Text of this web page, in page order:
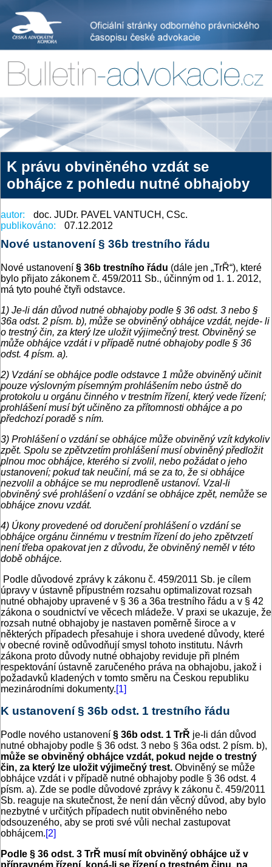
K právu obviněného vzdát se
obhájce z pohledu nutné obhajoby
autor:
doc. JUDr. PAVEL VANTUCH, CSc.
publikováno:
07.12.2012
Nové ustanovení § 36b trestního řádu
Nové ustanovení § 36b trestního řádu (dále jen „TrŘ“), které
bylo přijato zákonem č. 459/2011 Sb., účinným od 1. 1. 2012,
má tyto pouhé čtyři odstavce.
1) Je-li dán důvod nutné obhajoby podle § 36 odst. 3 nebo §
36a odst. 2 písm. b), může se obviněný obhájce vzdát, nejde- li
o trestný čin, za který lze uložit výjimečný trest. Obviněný se
může obhájce vzdát i v případě nutné obhajoby podle § 36
odst. 4 písm. a).
2) Vzdání se obhájce podle odstavce 1 může obviněný učinit
pouze výslovným písemným prohlášením nebo ústně do
protokolu u orgánu činného v trestním řízení, který vede řízení;
prohlášení musí být učiněno za přítomnosti obhájce a po
předchozí poradě s ním.
3) Prohlášení o vzdání se obhájce může obviněný vzít kdykoliv
zpět. Spolu se zpětvzetím prohlášení musí obviněný předložit
plnou moc obhájce, kterého si zvolil, nebo požádat o jeho
ustanovení; pokud tak neučiní, má se za to, že si obhájce
nezvolil a obhájce se mu neprodleně ustanoví. Vzal-li
obviněný své prohlášení o vzdání se obhájce zpět, nemůže se
obhájce znovu vzdát.
4) Úkony provedené od doručení prohlášení o vzdání se
obhájce orgánu činnému v trestním řízení do jeho zpětvzetí
není třeba opakovat jen z důvodu, že obviněný neměl v této
době obhájce.
Podle důvodové zprávy k zákonu č. 459/2011 Sb. je cílem
úpravy v ústavně přípustném rozsahu optimalizovat rozsah
nutné obhajoby upravené v § 36 a 36a trestního řádu a v § 42
zákona o soudnictví ve věcech mládeže. V praxi se ukazuje, že
rozsah nutné obhajoby je nastaven poměrně široce a v
některých případech přesahuje i shora uvedené důvody, které
v obecné rovině odůvodňují smysl tohoto institutu. Návrh
zákona proto důvody nutné obhajoby reviduje při plném
respektování ústavně zaručeného práva na obhajobu, jakož i
požadavků kladených v tomto směru na Českou republiku
mezinárodními dokumenty.[1]
K ustanovení § 36b odst. 1 trestního řádu
Podle nového ustanovení § 36b odst. 1 TrŘ je-li dán důvod
nutné obhajoby podle § 36 odst. 3 nebo § 36a odst. 2 písm. b),
může se obviněný obhájce vzdát, pokud nejde o trestný
čin, za který lze uložit výjimečný trest. Obviněný se může
obhájce vzdát i v případě nutné obhajoby podle § 36 odst. 4
písm. a). Zde se podle důvodové zprávy k zákonu č. 459/2011
Sb. reaguje na skutečnost, že není dán věcný důvod, aby bylo
nezbytné v určitých případech nutit obviněného nebo
odsouzeného, aby se proti své vůli nechal zastupovat
obhájcem.[2]
Podle § 36 odst. 3 TrŘ musí mít obviněný obhájce už v
přípravném řízení, koná-li se řízení o trestném činu, na